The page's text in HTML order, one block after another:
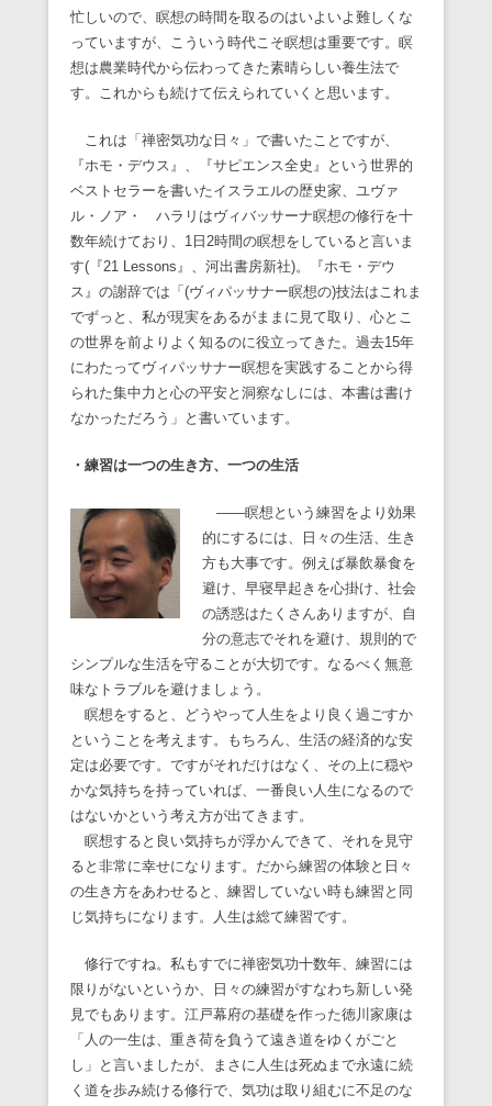
忙しいので、瞑想の時間を取るのはいよいよ難しくな
っていますが、こういう時代こそ瞑想は重要です。瞑
想は農業時代から伝わってきた素晴らしい養生法で
す。これからも続けて伝えられていくと思います。
これは「禅密気功な日々」で書いたことですが、
『ホモ・デウス』、『サピエンス全史』という世界的
ベストセラーを書いたイスラエルの歴史家、ユヴァ
ル・ノア・ ハラリはヴィバッサーナ瞑想の修行を十
数年続けており、1日2時間の瞑想をしていると言いま
す(『21 Lessons』、河出書房新社)。『ホモ・デウ
ス』の謝辞では「(ヴィパッサナー瞑想の)技法はこれま
でずっと、私が現実をあるがままに見て取り、心とこ
の世界を前よりよく知るのに役立ってきた。過去15年
にわたってヴィパッサナー瞑想を実践することから得
られた集中力と心の平安と洞察なしには、本書は書け
なかっただろう」と書いています。
・練習は一つの生き方、一つの生活
――瞑想という練習をより効果
的にするには、日々の生活、生き
方も大事です。例えば暴飲暴食を
避け、早寝早起きを心掛け、社会
の誘惑はたくさんありますが、自
分の意志でそれを避け、規則的で
シンプルな生活を守ることが大切です。なるべく無意
味なトラブルを避けましょう。
瞑想をすると、どうやって人生をより良く過ごすか
ということを考えます。もちろん、生活の経済的な安
定は必要です。ですがそれだけはなく、その上に穏や
かな気持ちを持っていれば、一番良い人生になるので
はないかという考え方が出てきます。
瞑想すると良い気持ちが浮かんできて、それを見守
ると非常に幸せになります。だから練習の体験と日々
の生き方をあわせると、練習していない時も練習と同
じ気持ちになります。人生は総て練習です。
修行ですね。私もすでに禅密気功十数年、練習には
限りがないというか、日々の練習がすなわち新しい発
見でもあります。江戸幕府の基礎を作った徳川家康は
「人の一生は、重き荷を負うて遠き道をゆくがごと
し」と言いましたが、まさに人生は死ぬまで永遠に続
く道を歩み続ける修行で、気功は取り組むに不足のな